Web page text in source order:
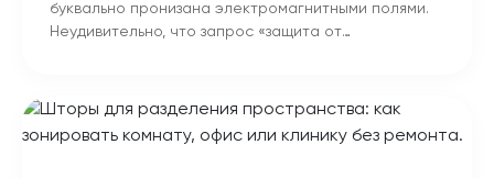
буквально пронизана электромагнитными полями.
Неудивительно, что запрос «защита от
понимать, что происходит вокруг них дома, и искать